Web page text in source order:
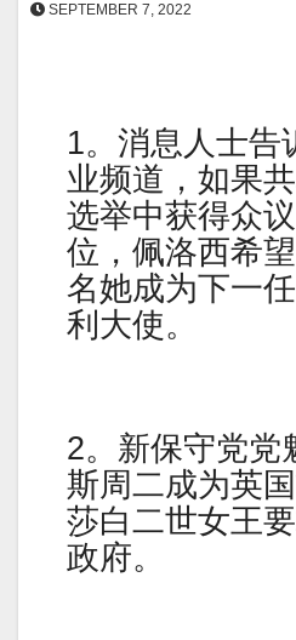
SEPTEMBER 7, 2022
1。消息人士告
业频道，如果
选举中获得众
位，佩洛西希
名她成为下一
利大使。
2。新保守党党
斯周二成为英
莎白二世女王
政府。